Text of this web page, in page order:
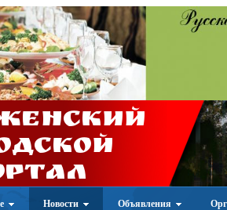
Новости Объявления